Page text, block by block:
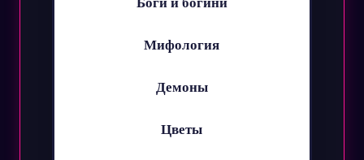
Мифология
Демоны
Цветы